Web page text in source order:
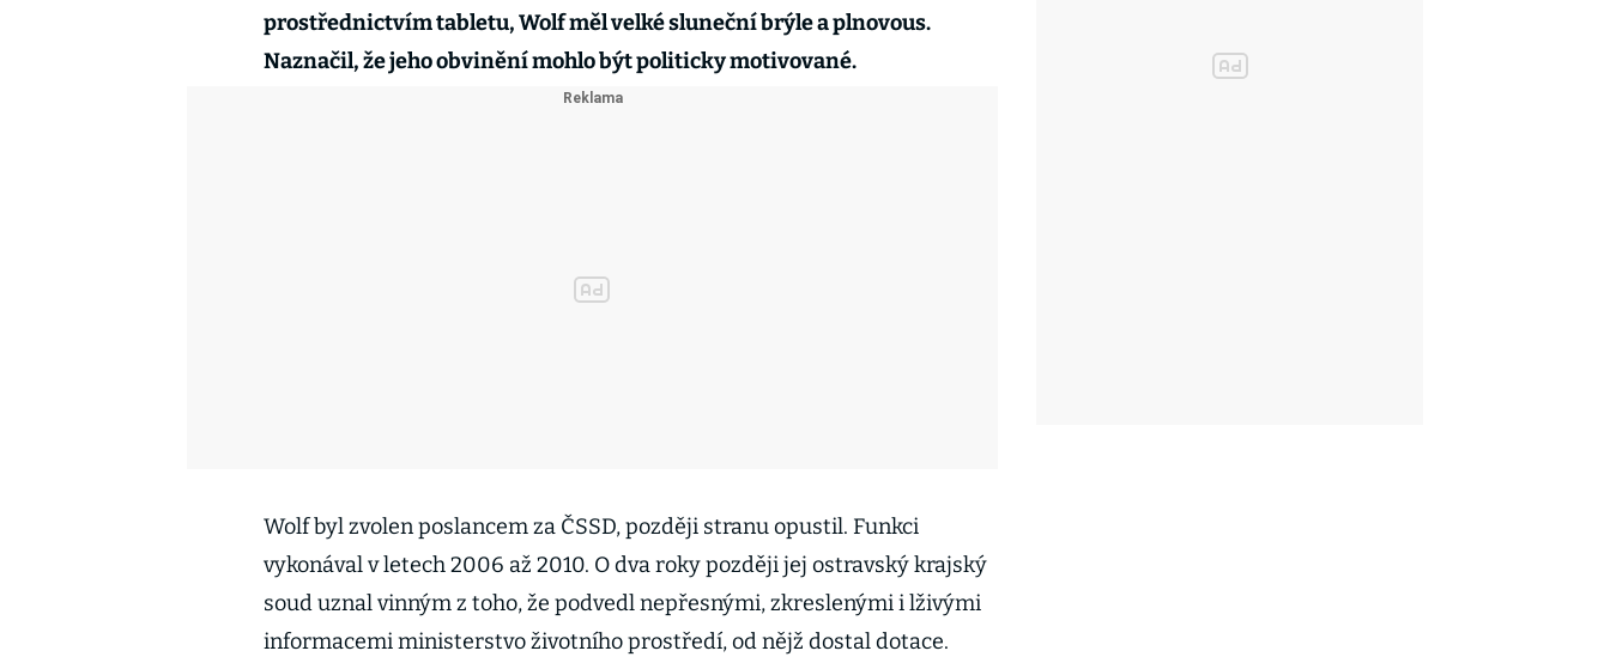
prostřednictvím tabletu, Wolf měl velké sluneční brýle a plnovous.
Naznačil, že jeho obvinění mohlo být politicky motivované.
Wolf byl zvolen poslancem za ČSSD, později stranu opustil. Funkci
vykonával v letech 2006 až 2010. O dva roky později jej ostravský krajský
soud uznal vinným z toho, že podvedl nepřesnými, zkreslenými i lživými
informacemi ministerstvo životního prostředí, od nějž dostal dotace.